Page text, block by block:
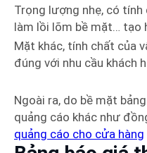
Trọng lượng nhẹ, có
làm lồi lõm bề mặt… tạo
Mặt khác, tính chất của
đúng với nhu cầu khách
Ngoài ra, do bề mặt
quảng cáo khác như
quảng cáo cho cửa hàng